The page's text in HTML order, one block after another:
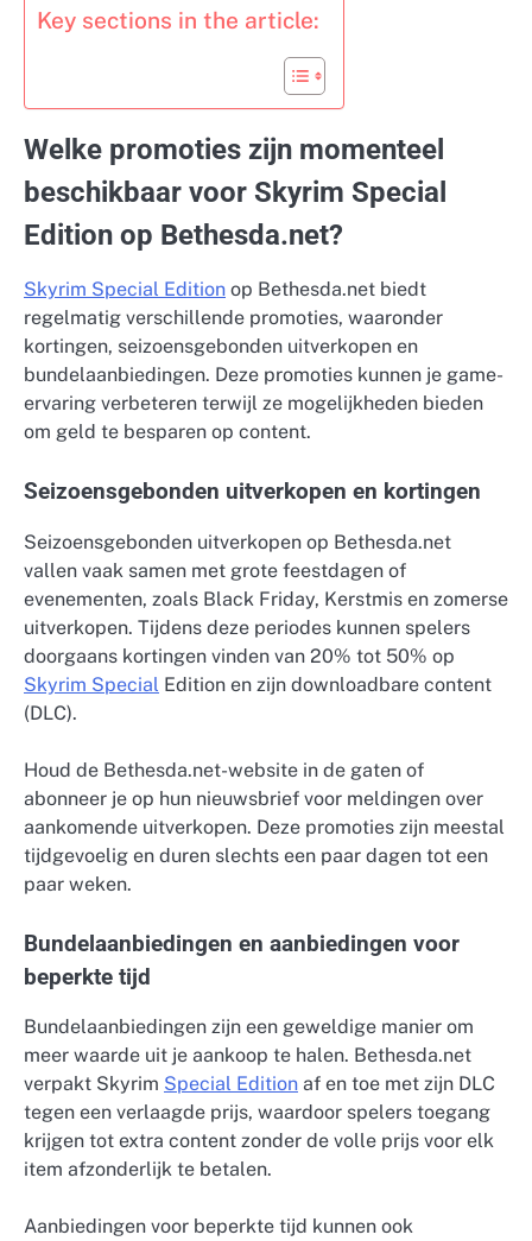
Key sections in the article:
Welke promoties zijn momenteel
beschikbaar voor Skyrim Special
Edition op Bethesda.net?
Skyrim Special Edition op Bethesda.net biedt
regelmatig verschillende promoties, waaronder
kortingen, seizoensgebonden uitverkopen en
bundelaanbiedingen. Deze promoties kunnen je game-
ervaring verbeteren terwijl ze mogelijkheden bieden
om geld te besparen op content.
Seizoensgebonden uitverkopen en kortingen
Seizoensgebonden uitverkopen op Bethesda.net
vallen vaak samen met grote feestdagen of
evenementen, zoals Black Friday, Kerstmis en zomerse
uitverkopen. Tijdens deze periodes kunnen spelers
doorgaans kortingen vinden van 20% tot 50% op
Skyrim Special Edition en zijn downloadbare content
(DLC).
Houd de Bethesda.net-website in de gaten of
abonneer je op hun nieuwsbrief voor meldingen over
aankomende uitverkopen. Deze promoties zijn meestal
tijdgevoelig en duren slechts een paar dagen tot een
paar weken.
Bundelaanbiedingen en aanbiedingen voor
beperkte tijd
Bundelaanbiedingen zijn een geweldige manier om
meer waarde uit je aankoop te halen. Bethesda.net
verpakt Skyrim Special Edition af en toe met zijn DLC
tegen een verlaagde prijs, waardoor spelers toegang
krijgen tot extra content zonder de volle prijs voor elk
item afzonderlijk te betalen.
Aanbiedingen voor beperkte tijd kunnen ook